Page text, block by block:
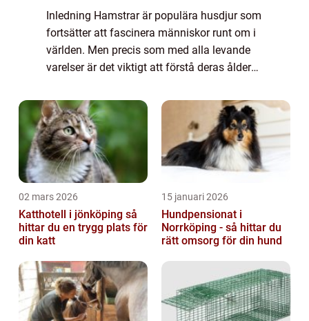
Inledning Hamstrar är populära husdjur som
fortsätter att fascinera människor runt om i
världen. Men precis som med alla levande
varelser är det viktigt att förstå deras ålder
livsfas. I denna artikel komme...
02 mars 2026
Katthotell i jönköping så
hittar du en trygg plats för
din katt
15 januari 2026
Hundpensionat i
Norrköping - så hittar du
rätt omsorg för din hund